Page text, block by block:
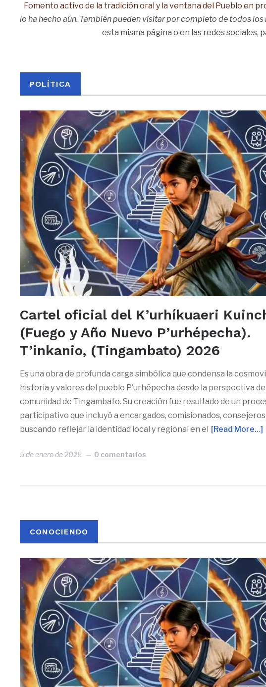
Fomento activo de la tradición oral y la ventana del Pueblo en
lo ha hecho aún. También pueden visitar por completo de todos los
esta misma página o en las redes sociales,
POLÍTICA
Cartel oficial del K’urhíkuaeri
(Fuego y Año Nuevo P’urhépecha).
T’inkanio, (Tingambato) 2026
Es una obra de profunda carga simbólica que condensa la
historia y valores del pueblo P’urhépecha desde la perspectiva de
comunidad de Tingambato. Su creación fue resultado de un
participativo que incluyó a encargados, comisionados,
buscando reflejar la identidad local y regional en el [Read More…]
5 de enero de 2026 0 comentarios
CONOCIENDO